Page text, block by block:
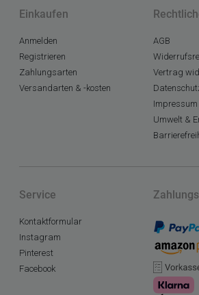
Einkaufen
Anmelden
Registrieren
Zahlungsarten
Versandarten & -kosten
AGB
Vertrag
Impressum
Umwelt &
Service
Kontaktformular
Instagram
Pinterest
Facebook